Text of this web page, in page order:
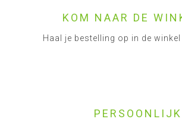
KOM NAAR DE
Haal je bestelling op in de